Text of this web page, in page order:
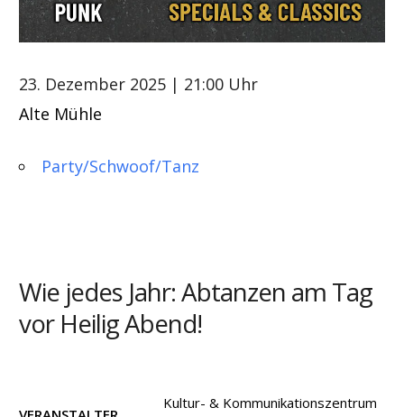
23. Dezember 2025 | 21:00 Uhr
Alte Mühle
Party/Schwoof/Tanz
Wie jedes Jahr: Abtanzen am Tag
vor Heilig Abend!
Kultur- & Kommunikationszentrum